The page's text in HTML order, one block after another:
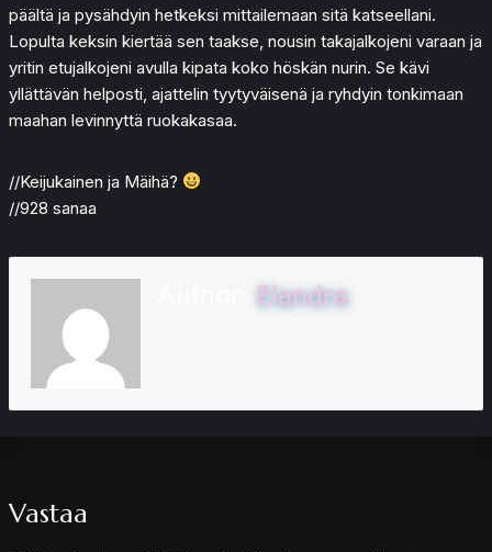
päältä ja pysähdyin hetkeksi mittailemaan sitä katseellani.
Lopulta keksin kiertää sen taakse, nousin takajalkojeni varaan ja
yritin etujalkojeni avulla kipata koko höskän nurin. Se kävi
yllättävän helposti, ajattelin tyytyväisenä ja ryhdyin tonkimaan
maahan levinnyttä ruokakasaa.
//Keijukainen ja Mäihä?
//928 sanaa
Elandra
Vastaa